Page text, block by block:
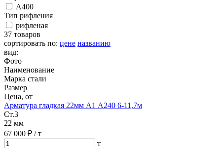
А400
Тип рифления
рифленая
37 товаров
сортировать по: цене названию
вид:
Фото
Наименование
Марка стали
Размер
Цена, от
Арматура гладкая 22мм А1 А240 6-11,7м
Ст.3
22 мм
67 000 ₽ / т
т